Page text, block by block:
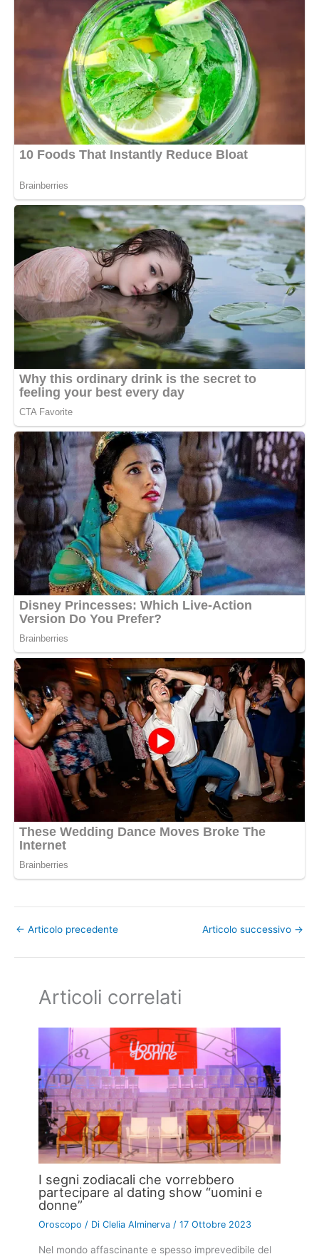
← Articolo precedente Articolo successivo →
Articoli correlati
I segni zodiacali che vorrebbero
partecipare al dating show “uomini e
donne”
Oroscopo / DiClelia Alminerva/17 Ottobre 2023
Nel mondo affascinante e spesso imprevedibile del